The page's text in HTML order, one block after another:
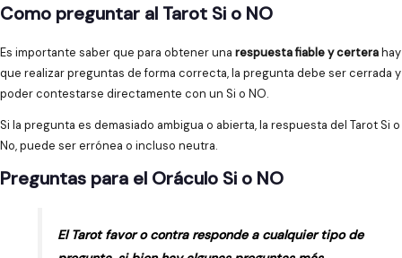
Como preguntar al Tarot Si o NO
Es importante saber que para obtener una respuesta fiable y certerahay
que realizar preguntas de forma correcta, la pregunta debe ser cerrada y
poder contestarse directamente con un Si o NO.
Si la pregunta es demasiado ambigua o abierta, la respuesta del Tarot Si o
No, puede ser errónea o incluso neutra.
Preguntas para el Oráculo Si o NO
El Tarot favor o contra responde a cualquier tipo de